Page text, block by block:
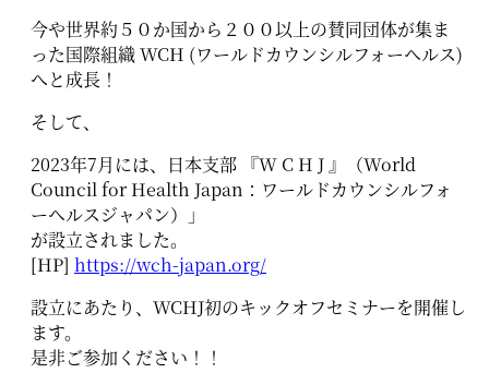
今や世界約５０か国から２００以上の賛同団体が集ま
った国際組織 WCH (ワールドカウンシルフォーヘルス)
へと成長！
そして、
2023年7月には、日本支部 『W C H J 』（World
Council for Health Japan：ワールドカウンシルフォ
ーヘルスジャパン）」
が設立されました。
[HP] https://wch-japan.org/
設立にあたり、WCHJ初のキックオフセミナーを開催し
ます。
是非ご参加ください！！